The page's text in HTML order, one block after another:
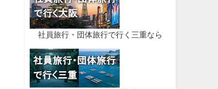
社員旅行・団体旅行で行く三重なら